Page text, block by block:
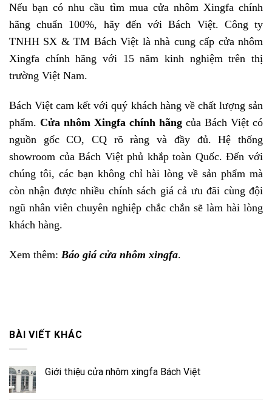
Nếu bạn có nhu cầu tìm mua cửa nhôm Xingfa chính
hãng chuẩn 100%, hãy đến với Bách Việt. Công ty
TNHH SX & TM Bách Việt là nhà cung cấp cửa nhôm
Xingfa chính hãng với 15 năm kinh nghiệm trên thị
trường Việt Nam.
Bách Việt cam kết với quý khách hàng về chất lượng sản
phẩm. Cửa nhôm Xingfa chính hãng của Bách Việt có
nguồn gốc CO, CQ rõ ràng và đầy đủ. Hệ thống
showroom của Bách Việt phủ khắp toàn Quốc. Đến với
chúng tôi, các bạn không chỉ hài lòng về sản phẩm mà
còn nhận được nhiều chính sách giá cả ưu đãi cùng đội
ngũ nhân viên chuyên nghiệp chắc chắn sẽ làm hài lòng
khách hàng.
Xem thêm: Báo giá cửa nhôm xingfa.
BÀI VIẾT KHÁC
Giới thiệu cửa nhôm xingfa Bách Việt